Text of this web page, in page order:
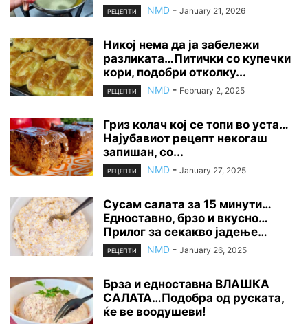
РЕЦЕПТИ NMD - January 21, 2026
Никој нема да ја забележи
разликата…Питички со купечки
кори, подобри отколку...
РЕЦЕПТИ NMD - February 2, 2025
Гриз колач кој се топи во уста…
Најубавиот рецепт некогаш
запишан, со...
РЕЦЕПТИ NMD - January 27, 2025
Сусам салата за 15 минути…
Едноставно, брзо и вкусно…
Прилог за секакво јадење…
РЕЦЕПТИ NMD - January 26, 2025
Брза и едноставна ВЛАШКА
САЛАТА…Подобра од руската,
ќе ве воодушеви!